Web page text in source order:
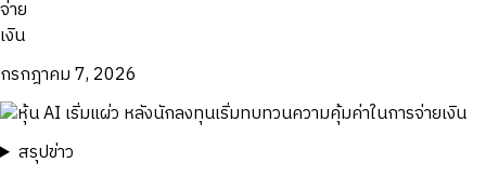
กรกฎาคม 7, 2026
สรุปข่าว